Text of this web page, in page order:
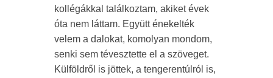
kollégákkal találkoztam, akiket évek
óta nem láttam. Együtt énekelték
velem a dalokat, komolyan mondom,
senki sem tévesztette el a szöveget.
Külföldről is jöttek, a tengerentúlról is,